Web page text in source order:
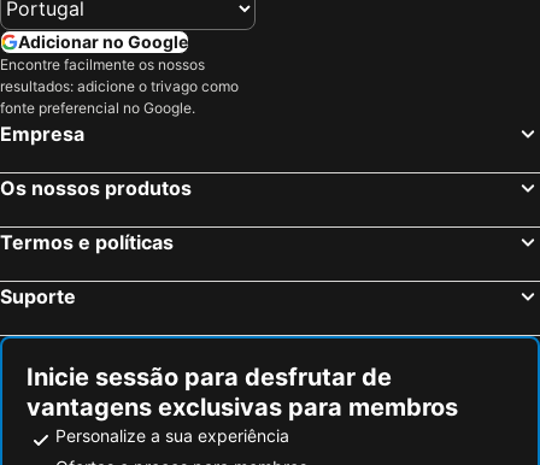
Adicionar no Google
Encontre facilmente os nossos
resultados: adicione o trivago como
fonte preferencial no Google.
Empresa
Os nossos produtos
Termos e políticas
Suporte
Inicie sessão para desfrutar de
vantagens exclusivas para membros
Personalize a sua experiência